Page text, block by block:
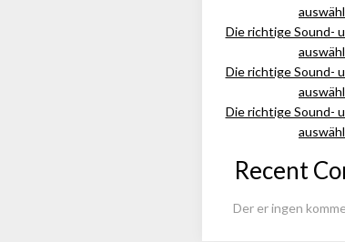
Die richtige Sound-
Die richtige Sound-
Die richtige Sound-
Recent
Der er ingen